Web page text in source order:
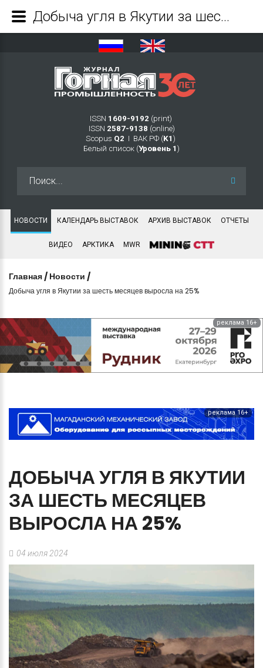
ISSN 1609-9192 (print)
ISSN 2587-9138 (online)
Scopus Q2 Ι ВАК РФ (K1 )
Белый список (Уровень 1 )
НОВОСТИ КАЛЕНДАРЬ ВЫСТАВОК АРХИВ ВЫСТАВОК ОТЧЕТЫ
ВИДЕО АРКТИКА MWR
Главная / Новости /
Добыча угля в Якутии за шесть месяцев выросла на 25%
реклама 16+
реклама 16+
ДОБЫЧАУГЛЯ ВЯКУТИИ
ЗА ШЕСТЬ МЕСЯЦЕВ
ВЫРОСЛА НА 25%
04 июля 2024
Добыча угля в Якутии за шесть месяцев выросла на 25% - Журнал Горная промышленность